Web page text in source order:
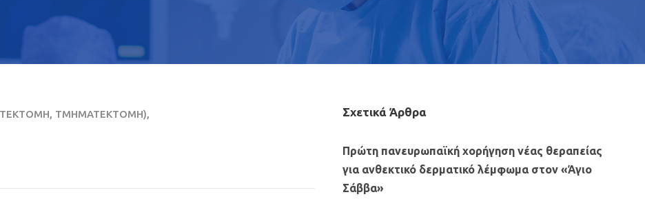
ΤΜΗΜΑΤΕΚΤΟΜΗ), Σχετικά Άρθρα
Πρώτη πανευρωπαϊκή χορήγηση νέας θεραπείας
για ανθεκτικό δερματικό λέμφωμα στον «Άγιο
Σάββα»